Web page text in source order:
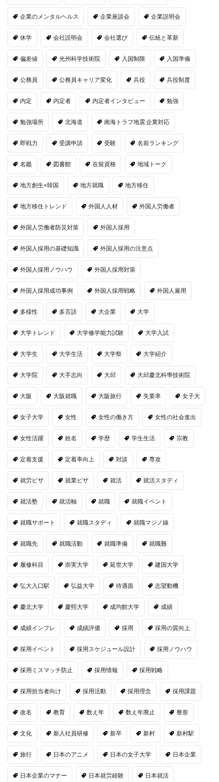
企業のメンタルヘルス 企業座談会 企業説明会
休学 会社説明会 会社選び 伝統と革新
偏差値 光州科学技術院 入国制限 入国準備
公務員 公務員キャリア変化 兵役 兵役制度
内定 内定者 内定者インタビュー 勉強
勉強場所 北海道 南海トラフ地震 企業対応
即戦力 受講申請 受験 名前ランキング
名鑑 図書館 在留資格 地域トーク
地方創生×韓国 地方就職 地方移住
地方移住トレンド 外国人人材 外国人労働者
外国人労働者防災対策 外国人採用
外国人採用の基礎知識 外国人採用の注意点
外国人採用ノウハウ 外国人採用対策
外国人採用成功事例 外国人採用戦略 外国人雇用
多様性 多言語 大企業 大学
大学トレンド 大学修学能力試験 大学入試
大学生 大学生活 大学祭 大学紹介
大学院 大手志向 大邱 大邱慶北科學技術院
大阪 大阪就職 大阪旅行 失業率 女子大
女子大学 女性 女性の働き方 女性の社会進出
女性活躍 姓名 学歴 学生生活 宗教
定着支援 定着率向上 対談 専攻
就労ビザ 就業ビザ 就活 就活スタディ
就活塾 就活軸 就職 就職イベント
就職サポート 就職スタディ 就職マジノ線
就職先 就職活動 就職準備 就職難
履修科目 崇実大学 延世大学 建国大学
弘大入口駅 弘益大学 待遇面 志望動機
慶北大学 慶熙大学 成均館大学 成績
成績インフレ 成績評価 採用 採用の質向上
採用イベント 採用スケジュール設計 採用ノウハウ
採用ミスマッチ防止 採用情報 採用戦略
採用担当者向け 採用活動 採用理念 採用課題
改名 教育 数え年 数え年廃止 整形
文化 新入社員研修 新卒 新村 新村駅
旅行 日本のアニメ 日本の女子大学 日本企業
日本企業のマナー 日本就労経験 日本就活